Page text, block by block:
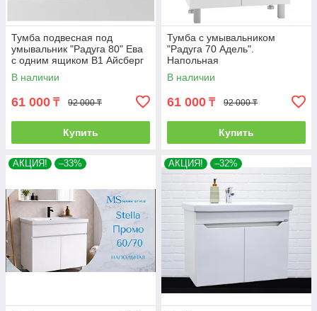
Тумба подвесная под
умывальник "Радуга 80" Ева
с одним ящиком В1 Айсберг
В наличии
61 000 ₸ 92 000 ₸
Купить
Тумба с умывальником
"Радуга 70 Адель".
Напольная
В наличии
61 000 ₸ 92 000 ₸
Купить
АКЦИЯ! –33% АКЦИЯ! –32%